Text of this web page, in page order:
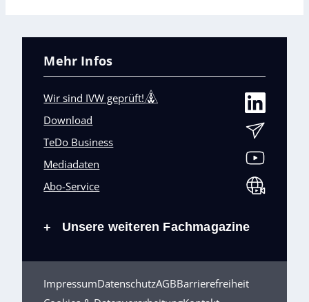
Mehr Infos
Wir sind IVW geprüft!
Download
TeDo Business
Mediadaten
Abo-Service
+ Unsere weiteren Fachmagazine
ImpressumDatenschutzAGBBarrierefreiheit